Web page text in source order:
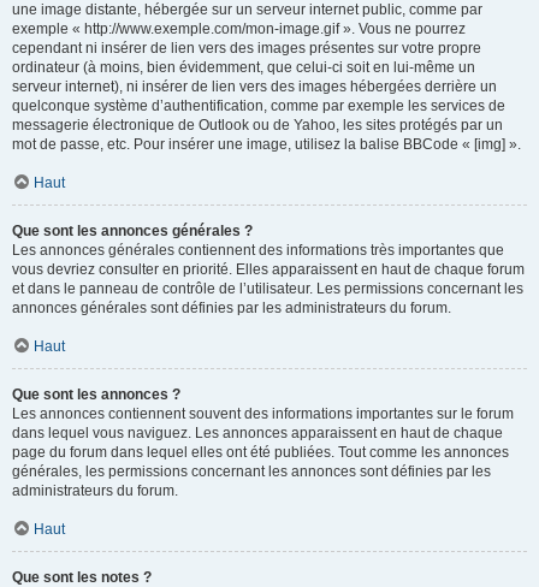
une image distante, hébergée sur un serveur internet public, comme par
exemple « http://www.exemple.com/mon-image.gif ». Vous ne pourrez
cependant ni insérer de lien vers des images présentes sur votre propre
ordinateur (à moins, bien évidemment, que celui-ci soit en lui-même un
serveur internet), ni insérer de lien vers des images hébergées derrière un
quelconque système d’authentification, comme par exemple les services de
messagerie électronique de Outlook ou de Yahoo, les sites protégés par un
mot de passe, etc. Pour insérer une image, utilisez la balise BBCode « [img] ».
Haut
Que sont les annonces générales ?
Les annonces générales contiennent des informations très importantes que
vous devriez consulter en priorité. Elles apparaissent en haut de chaque forum
et dans le panneau de contrôle de l’utilisateur. Les permissions concernant les
annonces générales sont définies par les administrateurs du forum.
Haut
Que sont les annonces ?
Les annonces contiennent souvent des informations importantes sur le forum
dans lequel vous naviguez. Les annonces apparaissent en haut de chaque
page du forum dans lequel elles ont été publiées. Tout comme les annonces
générales, les permissions concernant les annonces sont définies par les
administrateurs du forum.
Haut
Que sont les notes ?